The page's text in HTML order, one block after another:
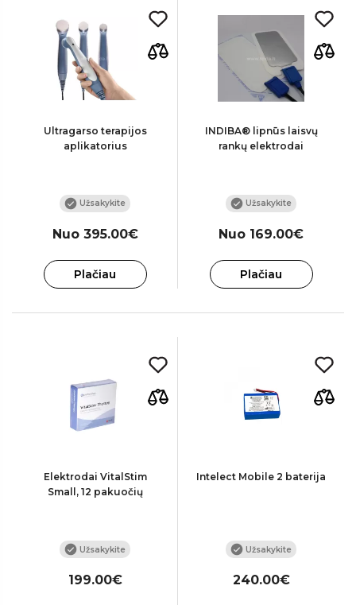
Ultragarso terapijos
aplikatorius
Užsakykite
Nuo 395.00€
Plačiau
INDIBA® lipnūs laisvų
rankų elektrodai
Užsakykite
Nuo 169.00€
Plačiau
Elektrodai VitalStim
Small, 12 pakuočių
Užsakykite
199.00€
Intelect Mobile 2 baterija
Užsakykite
240.00€